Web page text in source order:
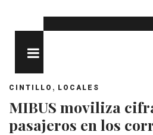
CINTILLO , LOCALES
MIBUS moviliza
pasajeros en los